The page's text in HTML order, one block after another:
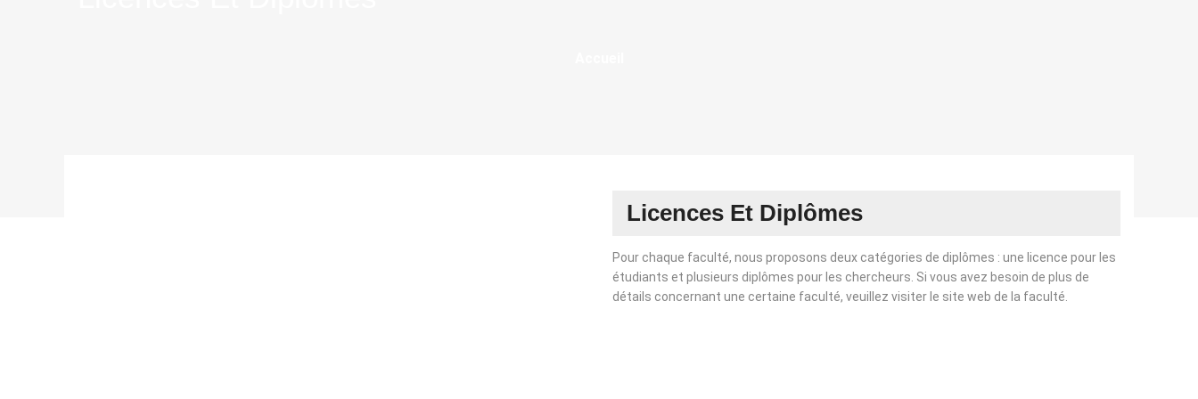
Licences Et Diplômes
Pour chaque faculté, nous proposons deux catégories de diplômes : une licence pour les
étudiants et plusieurs diplômes pour les chercheurs. Si vous avez besoin de plus de
détails concernant une certaine faculté, veuillez visiter le site web de la faculté.